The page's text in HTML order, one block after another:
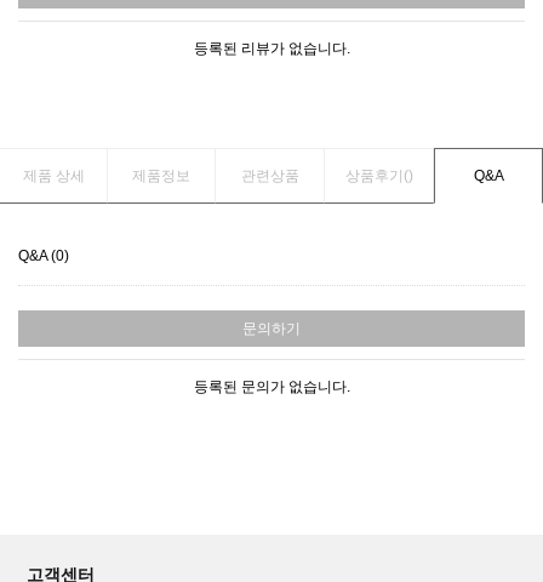
등록된 리뷰가 없습니다.
제품 상세 제품정보 관련상품 상품후기() Q&A
Q&A (0)
문의하기
등록된 문의가 없습니다.
고객센터